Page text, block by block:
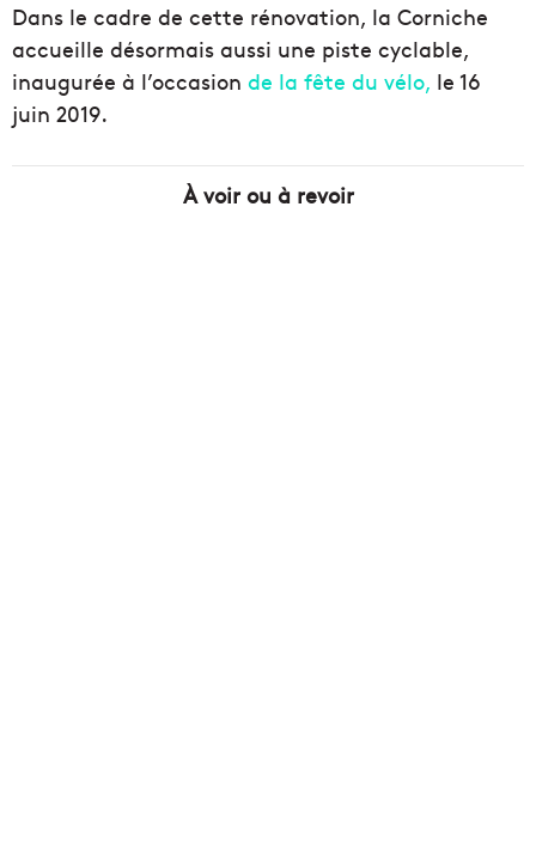
Dans le cadre de cette rénovation, la Corniche
accueille désormais aussi une piste cyclable,
inaugurée à l’occasion de la fête du vélo, le 16
juin 2019.
À voir ou à revoir